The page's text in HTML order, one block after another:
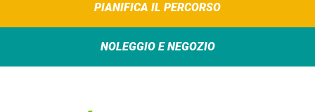
PIANIFICA IL PERCORSO
NOLEGGIO E NEGOZIO